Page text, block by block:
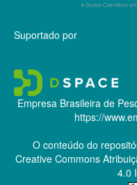
Suportado por
Empresa Brasileira de
https://
O conteúdo do
Creative Commons
4.0